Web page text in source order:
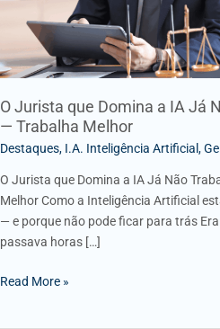
O Jurista que Domina a IA Já
— Trabalha Melhor
Destaques, I.A. Inteligência Artificial ,
O Jurista que Domina a IA Já Não
Melhor Como a Inteligência Artificial
— e porque não pode ficar para trás
passava horas […]
Trabalha
Horas
—
Trabalha
Melhor
Read More »